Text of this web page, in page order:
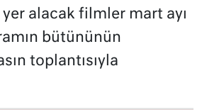
yer alacak filmler mart ayı
bütününün
toplantısıyla